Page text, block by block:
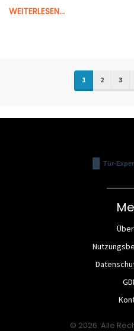
WEITERLESEN...
1 2 3
© 2026. Alle